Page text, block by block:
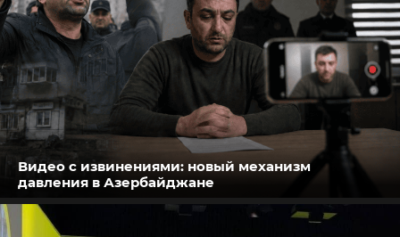
Видео с извинениями: новый механизм
давления в Азербайджане